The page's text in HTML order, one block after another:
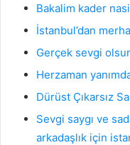
Bakalim kader
İstanbul’dan
Gerçek sevgi
Herzaman
Dürüst Çıkarsız
Sevgi saygı ve
arkadaşlık için